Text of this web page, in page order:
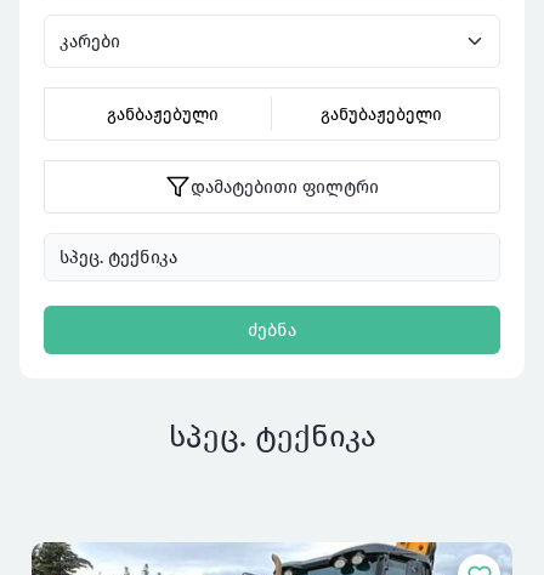
განბაჟებული განუბაჟებელი
დამატებითი ფილტრი
ძებნა
სპეც. ტექნიკა